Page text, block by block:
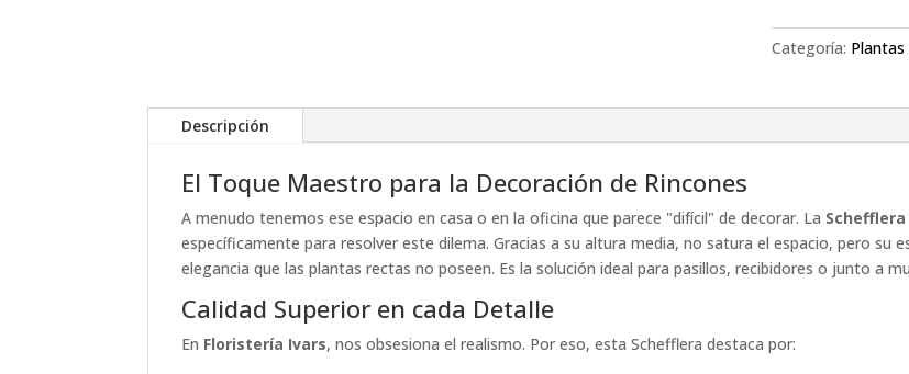
cm
Categoría:
Descripción
El Toque Maestro para la Decoración de Rincones
A menudo tenemos ese espacio en casa o en la oficina que parece "difícil" de decorar. La
específicamente para resolver este dilema. Gracias a su altura media, no satura el espacio, pero su
elegancia que las plantas rectas no poseen. Es la solución ideal para pasillos, recibidores o junto a
Calidad Superior en cada Detalle
En Floristería Ivars, nos obsesiona el realismo. Por eso, esta Schefflera destaca por: